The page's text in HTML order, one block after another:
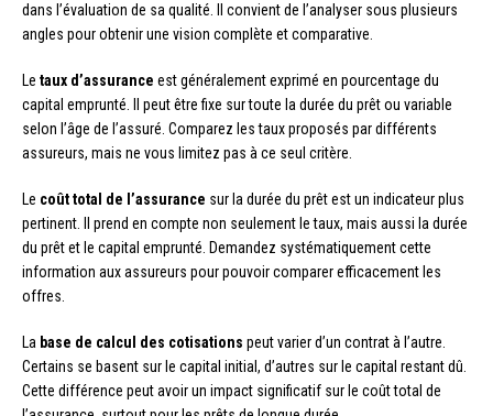
dans l’évaluation de sa qualité. Il convient de l’analyser sous plusieurs
angles pour obtenir une vision complète et comparative.
Le taux d’assurance est généralement exprimé en pourcentage du
capital emprunté. Il peut être fixe sur toute la durée du prêt ou variable
selon l’âge de l’assuré. Comparez les taux proposés par différents
assureurs, mais ne vous limitez pas à ce seul critère.
Le coût total de l’assurance sur la durée du prêt est un indicateur plus
pertinent. Il prend en compte non seulement le taux, mais aussi la durée
du prêt et le capital emprunté. Demandez systématiquement cette
information aux assureurs pour pouvoir comparer efficacement les
offres.
La base de calcul des cotisations peut varier d’un contrat à l’autre.
Certains se basent sur le capital initial, d’autres sur le capital restant dû.
Cette différence peut avoir un impact significatif sur le coût total de